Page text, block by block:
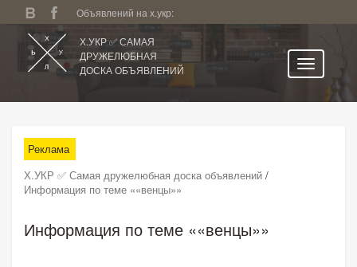
Объявлений на х.укр:
Х.УКР ✅ САМАЯ
ДРУЖЕЛЮБНАЯ
ДОСКА ОБЪЯВЛЕНИЙ
Все регионы
Категории
Избранное
Поиск по сайту
Реклама
Х.УКР ✅ Самая дружелюбная доска объявлений /
Информация по теме ««венцы»»
Информация по теме ««венцы»»